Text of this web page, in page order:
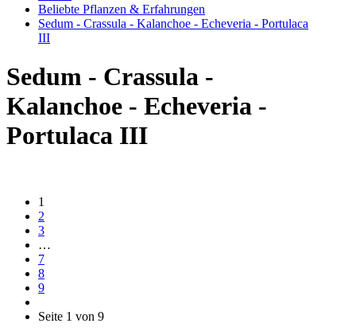
Beliebte Pflanzen & Erfahrungen
Sedum - Crassula - Kalanchoe - Echeveria - Portulaca
III
Sedum - Crassula -
Kalanchoe - Echeveria -
Portulaca III
1
2
3
…
7
8
9
Seite 1 von 9